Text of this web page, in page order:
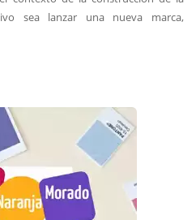
sea lanzar una nueva marca,